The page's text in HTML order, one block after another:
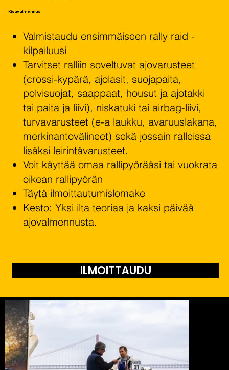
Kisavalmennus
Valmistaudu ensimmäiseen rally raid -
kilpailuusi
Tarvitset ralliin soveltuvat ajovarusteet
(crossi-kypärä, ajolasit, suojapaita,
polvisuojat, saappaat, housut ja ajotakki
tai paita ja liivi), niskatuki tai airbag-liivi,
turvavarusteet (e-a laukku, avaruuslakana,
merkinantovälineet) sekä jossain ralleissa
lisäksi leirintävarusteet.
Voit käyttää omaa rallipyörääsi tai vuokrata
oikean rallipyörän
Täytä ilmoittautumislomake
Kesto: Yksi ilta teoriaa ja kaksi päivää
ajovalmennusta.
ILMOITTAUDU